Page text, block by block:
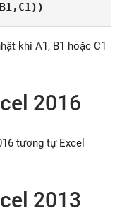
khi A1, B1 hoặc C1
2016
tương tự Excel
2013